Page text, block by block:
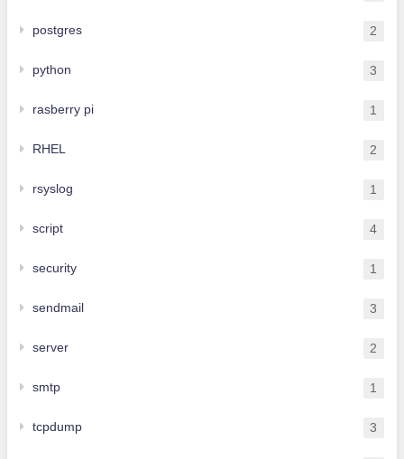
postgres 2
python 3
rasberry pi 1
RHEL 2
rsyslog 1
script 4
security 1
sendmail 3
server 2
smtp 1
tcpdump 3